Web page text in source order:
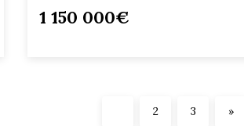
1 150 000€
2 3 »